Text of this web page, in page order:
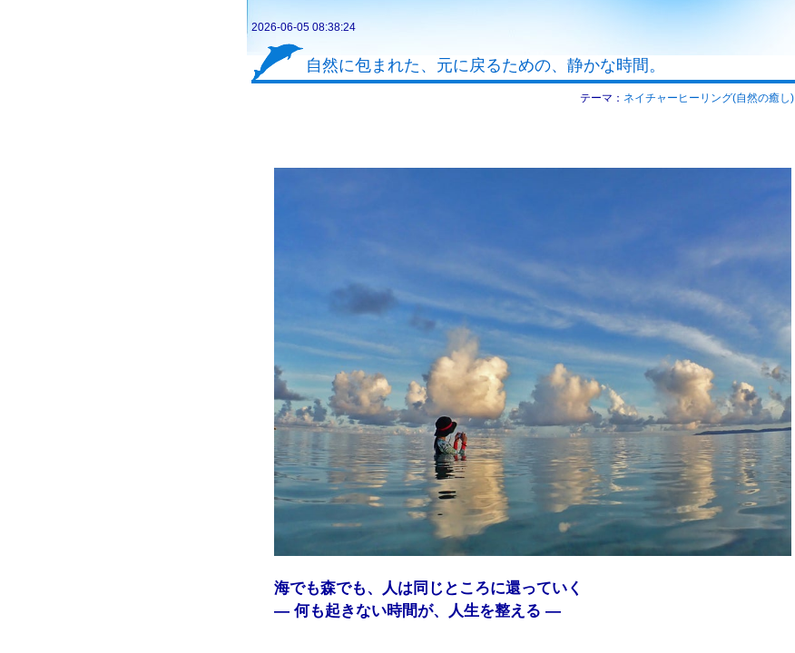
2026-06-05 08:38:24
自然に包まれた、元に戻るための、静かな時間。
テーマ： ネイチャーヒーリング(自然の癒し)
海でも森でも、人は同じところに還っていく
― 何も起きない時間が、人生を整える ―